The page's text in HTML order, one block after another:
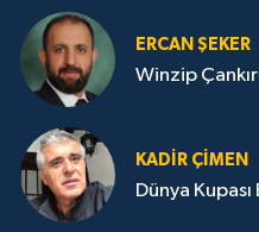
ERCAN ŞEKER
Winzip
KADIR ÇIMEN
Dünya Kupası